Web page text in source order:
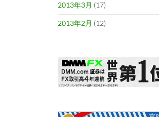
2013年3月 (17)
2013年2月 (12)